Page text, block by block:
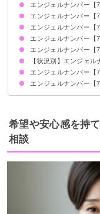
エンジェルナンバー【
大きな変化が訪れま
焦らずありのまま受
エンジェルナンバー【
片思いしている時
復縁したい時
恋人との関係につい
エンジェルナンバー【
ツインレイとの関係
サイレント期間の場
エンジェルナンバー【
エンジェルナンバー【
【状況別】エンジェ
何度も【755】を見る
時計で【755】を見る
エンジェルナンバー【
直感に従って行動す
スポーツをして気分
エンジェルナンバー【
仕事のプロジェクト
人間関係が改善した
ビジネスで成功した
希望や安心感を持
相談